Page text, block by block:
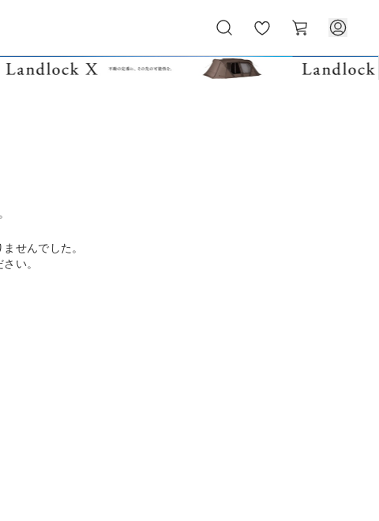
気
に
ー
ト
せんでした。
い。